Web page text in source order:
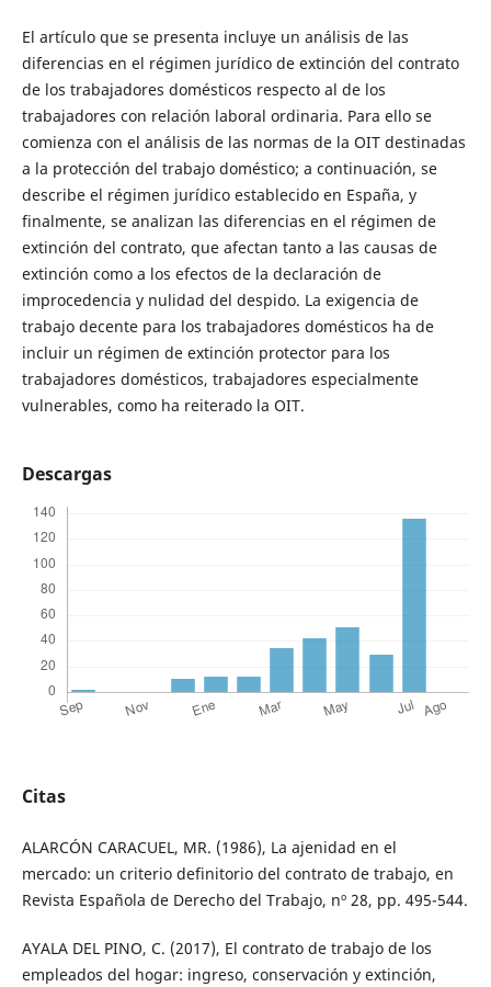
El artículo que se presenta incluye un análisis de las
diferencias en el régimen jurídico de extinción del contrato
de los trabajadores domésticos respecto al de los
trabajadores con relación laboral ordinaria. Para ello se
comienza con el análisis de las normas de la OIT destinadas
a la protección del trabajo doméstico; a continuación, se
describe el régimen jurídico establecido en España, y
finalmente, se analizan las diferencias en el régimen de
extinción del contrato, que afectan tanto a las causas de
extinción como a los efectos de la declaración de
improcedencia y nulidad del despido. La exigencia de
trabajo decente para los trabajadores domésticos ha de
incluir un régimen de extinción protector para los
trabajadores domésticos, trabajadores especialmente
vulnerables, como ha reiterado la OIT.
Descargas
Citas
ALARCÓN CARACUEL, MR. (1986), La ajenidad en el
mercado: un criterio definitorio del contrato de trabajo, en
Revista Española de Derecho del Trabajo, nº 28, pp. 495-544.
AYALA DEL PINO, C. (2017), El contrato de trabajo de los
empleados del hogar: ingreso, conservación y extinción,